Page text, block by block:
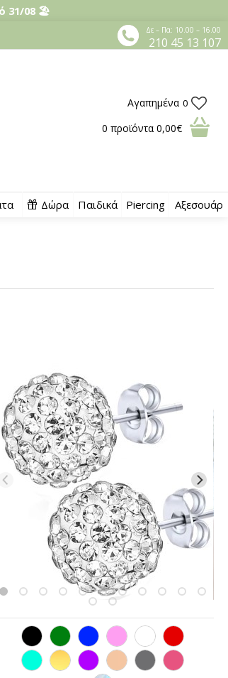
31/08 🏖️
Δε – Πα: 10.00 – 16.00
210 45 13 107
Αγαπημένα 0
0 προϊόντα 0,00€
Δώρα Παιδικά Piercing Αξεσουάρ